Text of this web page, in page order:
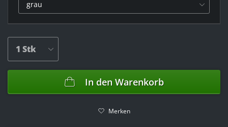
In den Warenkorb
Merken